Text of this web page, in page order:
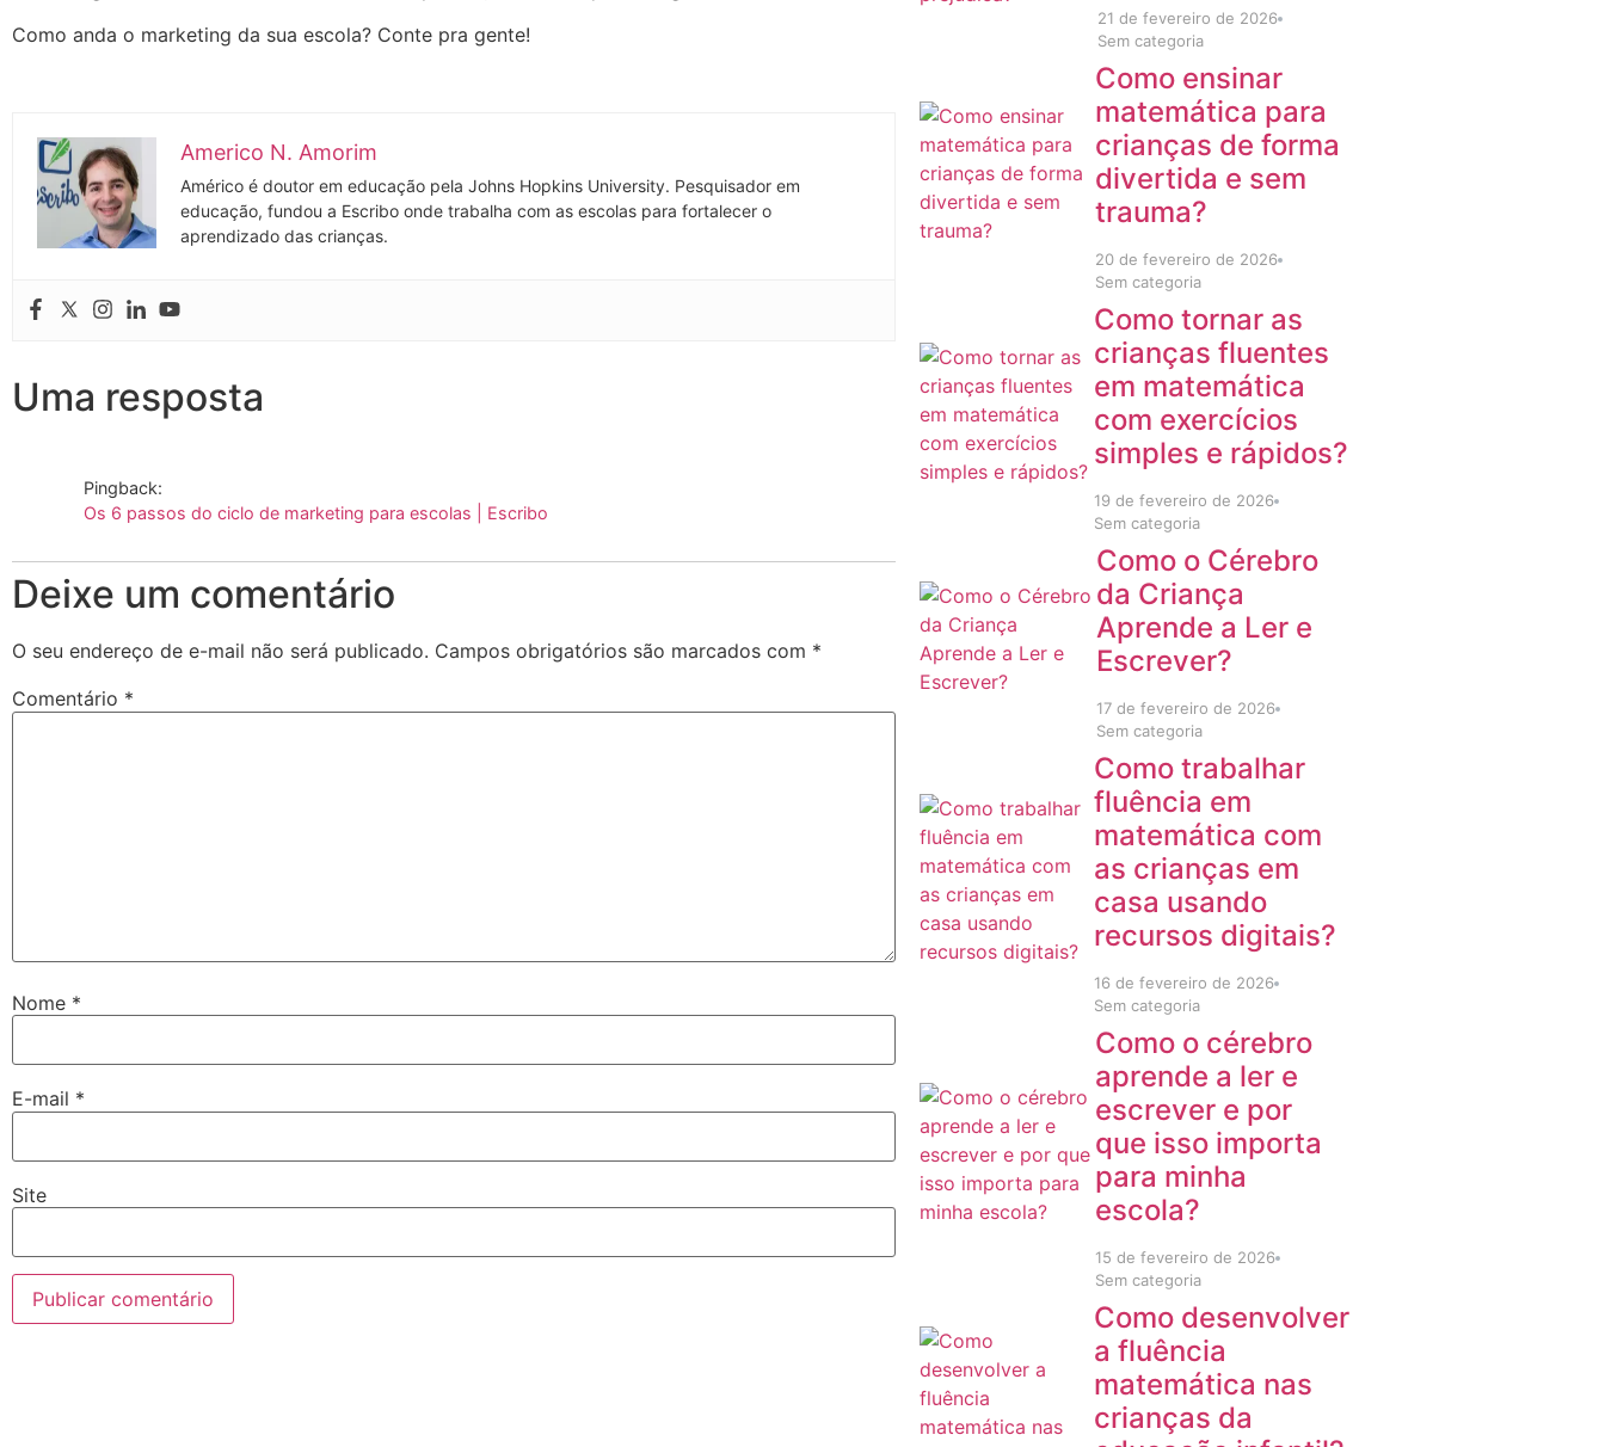
Como anda o marketing da sua escola? Conte pra gente!
Americo N. Amorim
Américo é doutor em educação pela Johns Hopkins University. Pesquisador em
educação, fundou a Escribo onde trabalha com as escolas para fortalecer o
aprendizado das crianças.
Uma resposta
Pingback:
Os 6 passos do ciclo de marketing para escolas | Escribo
Deixe um comentário
O seu endereço de e-mail não será publicado. Campos obrigatórios são marcados com *
Comentário *
Nome *
E-mail *
Site
21 de fevereiro de 2026
Sem categoria
Como ensinar
matemática para
crianças de forma
divertida e sem
trauma?
20 de fevereiro de 2026
Sem categoria
Como tornar as
crianças fluentes
em matemática
com exercícios
simples e rápidos?
19 de fevereiro de 2026
Sem categoria
Como o Cérebro
da Criança
Aprende a Ler e
Escrever?
17 de fevereiro de 2026
Sem categoria
Como trabalhar
fluência em
matemática com
as crianças em
casa usando
recursos digitais?
16 de fevereiro de 2026
Sem categoria
Como o cérebro
aprende a ler e
escrever e por
que isso importa
para minha
escola?
15 de fevereiro de 2026
Sem categoria
Como desenvolver
a fluência
matemática nas
crianças da